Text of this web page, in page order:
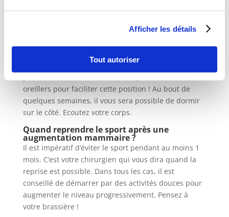
Afficher les détails
Tout autoriser
Comment dormir après une augmentation
Au début ce sera sur le dos pour ne pas créer de
oreillers pour faciliter cette position ! Au bout de
quelques semaines, il vous sera possible de dormir
sur le côté. Ecoutez votre corps.
Quand reprendre le sport après une
augmentation mammaire ?
Il est impératif d’éviter le sport pendant au moins 1
mois. C’est votre chirurgien qui vous dira quand la
reprise est possible. Dans tous les cas, il est
conseillé de démarrer par des activités douces pour
augmenter le niveau progressivement. Pensez à
votre brassière !